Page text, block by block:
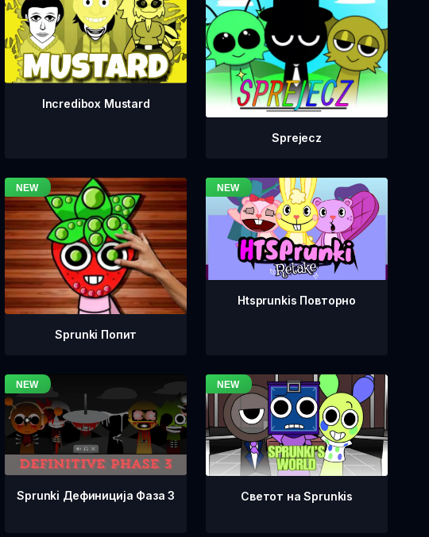
Incredibox Mustard
Sprejecz
Sprunki Попит
Htsprunkis Повторно
Sprunki Дефиниција Фаза 3 Светот на Sprunkis